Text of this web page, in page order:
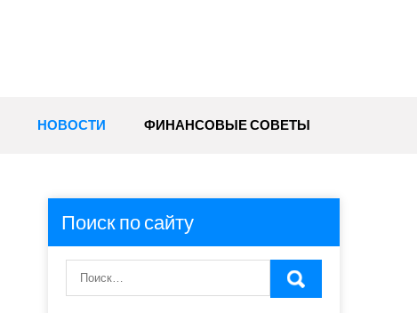
НОВОСТИ ФИНАНСОВЫЕ СОВЕТЫ
Поиск по сайту